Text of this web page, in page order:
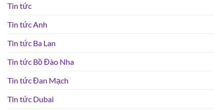
Tin tức
Tin tức Anh
Tin tức Ba Lan
Tin tức Bồ Đào Nha
Tin tức Đan Mạch
Tin tức Dubai